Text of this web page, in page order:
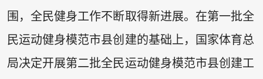
围，全民健身工作不断取得新进展。在第一批全
民运动健身模范市县创建的基础上，国家体育总
局决定开展第二批全民运动健身模范市县创建工